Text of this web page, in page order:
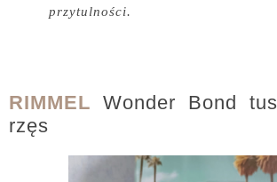
przytulności.
RIMMEL Wonder Bond
rzęs